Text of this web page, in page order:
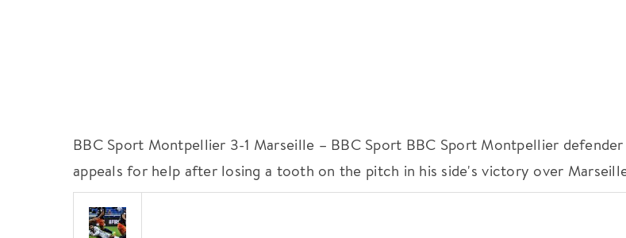
BBC Sport Montpellier 3-1 Marseille – BBC Sport BBC Sport Montpellier
appeals for help after losing a tooth on the pitch in his side's victory over